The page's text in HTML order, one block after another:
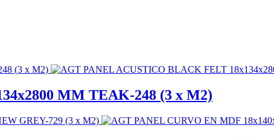
MM TEAK-248 (3 x M2)